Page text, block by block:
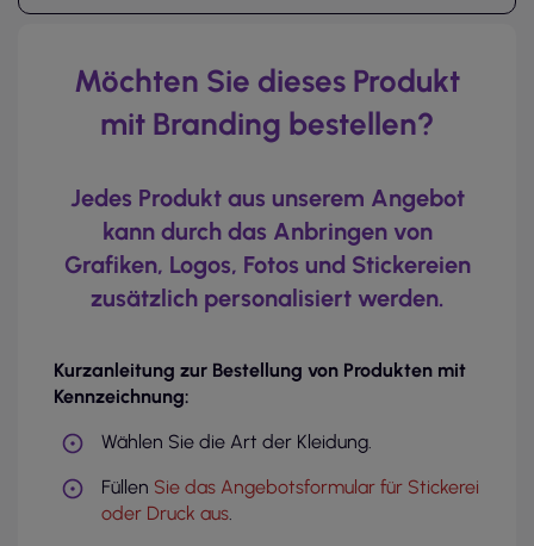
Möchten Sie dieses Produkt
mit Branding bestellen?
Jedes Produkt aus unserem Angebot
kann durch das Anbringen von
Grafiken, Logos, Fotos und Stickereien
zusätzlich personalisiert werden.
Kurzanleitung zur Bestellung von Produkten mit
Kennzeichnung:
Wählen Sie die Art der Kleidung.
Füllen Sie das Angebotsformular für Stickerei
oder Druck aus.